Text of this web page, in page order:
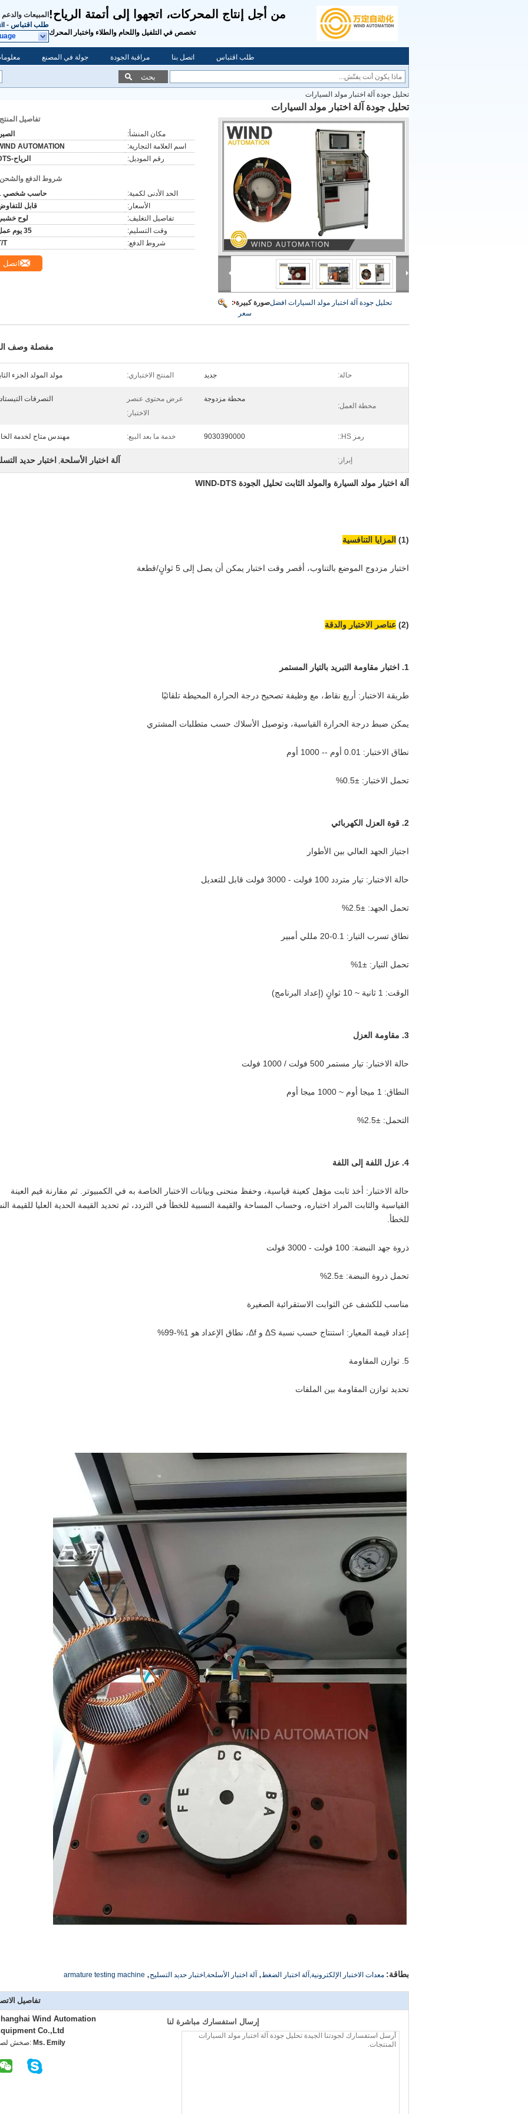
من أجل إنتاج المحركات، اتجهوا إلى أتمتة الرياح!
تخصص في التلفيل واللحام والطلاء واختبار المحرك
المبيعات
طلب اقتباس -
جولة في المصنع مراقبة الجودة اتصل بنا طلب اقتباس
بحث
تحليل جودة آلة اختبار مولد السيارات
تحليل جودة آلة اختبار مولد السيارات
صورة كبيرة : تحليل جودة آلة اختبار مولد السيارات افضل
سعر
تفاصيل
مكان المنشأ:
اسم العلامة التجارية:
AUTOMATION
رقم الموديل:
الرياح-DTS
شروط الدفع
الحد الأدنى لكمية:
حاسب شخصي 1
الأسعار:
قابل
تفاصيل التغليف:
لوح
وقت التسليم:
35 يوم عمل
شروط الدفع:
T
اتصل
مفصلة وصف
حالة: جديد المنتج الاختباري: مولد المولد الجزء
محطة العمل:
محطة مزدوجة
عرض محتوى عنصر
الاختبار:
التصرفات
رمز HS:: 9030390000 خدمة ما بعد البيع: مهندس متاح لخدمة
إبراز: آلة اختبار الأسلحة, اختبار حديد
آلة اختبار مولد السيارة والمولد الثابت تحليل الجودة WIND-DTS
(1) المزايا التنافسية
اختبار مزدوج الموضع بالتناوب، أقصر وقت اختبار يمكن أن يصل إلى 5 ثوانٍ/قطعة
(2) عناصر الاختبار والدقة
1. اختبار مقاومة التبريد بالتيار المستمر
طريقة الاختبار: أربع نقاط، مع وظيفة تصحيح درجة الحرارة المحيطة تلقائيًا
يمكن ضبط درجة الحرارة القياسية، وتوصيل الأسلاك حسب متطلبات المشتري
نطاق الاختبار: 0.01 أوم -- 1000 أوم
تحمل الاختبار: ±0.5%
2. قوة العزل الكهربائي
اجتياز الجهد العالي بين الأطوار
حالة الاختبار: تيار متردد 100 فولت - 3000 فولت قابل للتعديل
تحمل الجهد: ±2.5%
نطاق تسرب التيار: 0.1-20 مللي أمبير
تحمل التيار: ±1%
الوقت: 1 ثانية ~ 10 ثوانٍ (إعداد البرنامج)
3. مقاومة العزل
حالة الاختبار: تيار مستمر 500 فولت / 1000 فولت
النطاق: 1 ميجا أوم ~ 1000 ميجا أوم
التحمل: ±2.5%
4. عزل اللفة إلى اللفة
حالة الاختبار: أخذ ثابت مؤهل كعينة قياسية، وحفظ منحنى وبيانات الاختبار الخاصة به في الكمبيوتر. ثم مقارنة قيم العينة
القياسية والثابت المراد اختباره، وحساب المساحة والقيمة النسبية للخطأ في التردد، ثم تحديد القيمة الحدية العليا للقيمة
للخطأ.
ذروة جهد النبضة: 100 فولت - 3000 فولت
تحمل ذروة النبضة: ±2.5%
مناسب للكشف عن الثوابت الاستقرائية الصغيرة
إعداد قيمة المعيار: استنتاج حسب نسبة ΔS و Δf، نطاق الإعداد هو 1%-99%
5. توازن المقاومة
تحديد توازن المقاومة بين الملفات
بطاقة: معدات الاختبار الإلكترونية,آلة اختبار الضغط, آلة اختبار الأسلحة,اختبار حديد التسليح,
armature testing machine
تفاصيل
Wind Automation
Co.,Ltd
اتصل Ms. Emily
إرسال استفسارك مباشرة لنا